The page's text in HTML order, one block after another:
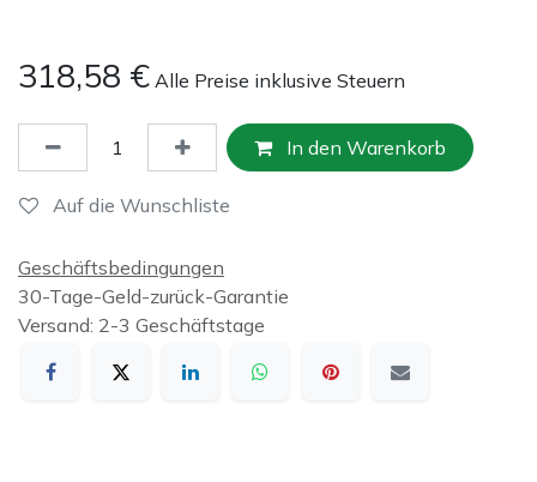
318,58 € Alle Preise inklusive Steuern
In den Warenkorb
Auf die Wunschliste
Geschäftsbedingungen
30-Tage-Geld-zurück-Garantie
Versand: 2-3 Geschäftstage